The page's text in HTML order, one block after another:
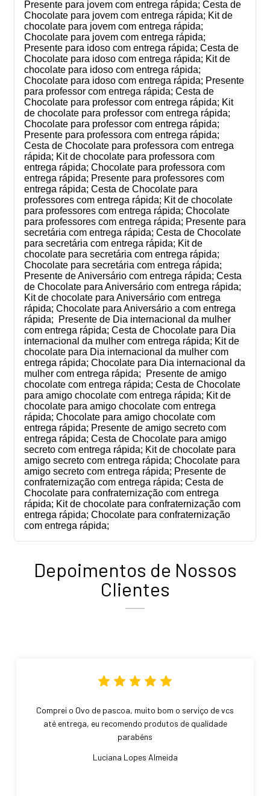
Depoimentos de Nossos
Clientes
Comprei o Ovo de pascoa, muito bom o serviço de vcs
até entrega, eu recomendo produtos de qualidade
parabéns
Luciana Lopes Almeida